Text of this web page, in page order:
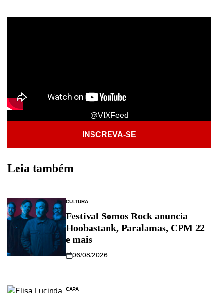
@VIXFeed
INSCREVA-SE
Leia também
CULTURA
Festival Somos Rock anuncia
Hoobastank, Paralamas, CPM 22
e mais
06/08/2026
CAPA